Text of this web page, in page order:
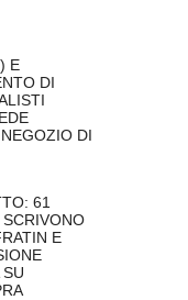
E
DI
DI
61
E